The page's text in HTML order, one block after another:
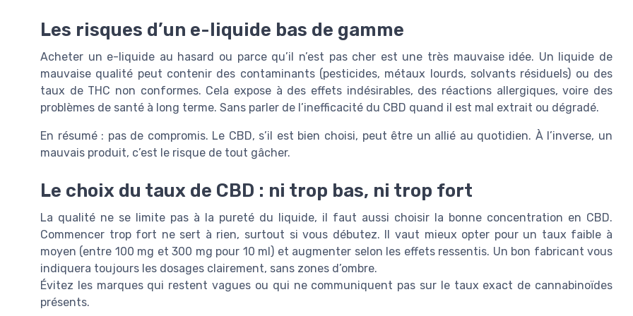
Les risques d’un e-liquide bas de gamme
Acheter un e-liquide au hasard ou parce qu’il n’est pas cher est une très mauvaise idée. Un liquide de
mauvaise qualité peut contenir des contaminants (pesticides, métaux lourds, solvants résiduels) ou des
taux de THC non conformes. Cela expose à des effets indésirables, des réactions allergiques, voire des
problèmes de santé à long terme. Sans parler de l’inefficacité du CBD quand il est mal extrait ou dégradé.
En résumé : pas de compromis. Le CBD, s’il est bien choisi, peut être un allié au quotidien. À l’inverse, un
mauvais produit, c’est le risque de tout gâcher.
Le choix du taux de CBD : ni trop bas, ni trop fort
La qualité ne se limite pas à la pureté du liquide, il faut aussi choisir la bonne concentration en CBD.
Commencer trop fort ne sert à rien, surtout si vous débutez. Il vaut mieux opter pour un taux faible à
moyen (entre 100 mg et 300 mg pour 10 ml) et augmenter selon les effets ressentis. Un bon fabricant vous
indiquera toujours les dosages clairement, sans zones d’ombre.
Évitez les marques qui restent vagues ou qui ne communiquent pas sur le taux exact de cannabinoïdes
présents.